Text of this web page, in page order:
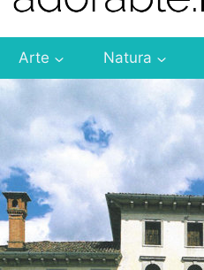
Arte Natura